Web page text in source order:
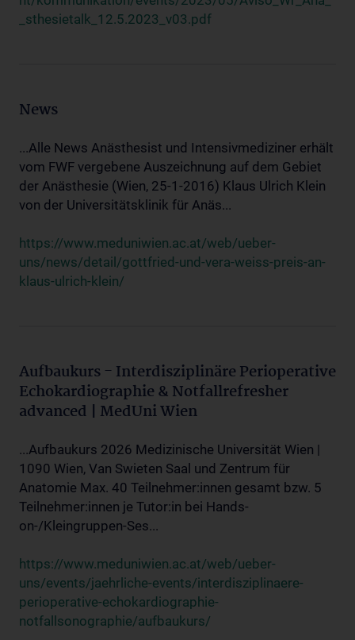
_sthesietalk_12.5.2023_v03.pdf
News
...Alle News Anästhesist und Intensivmediziner erhält
vom FWF vergebene Auszeichnung auf dem Gebiet
der Anästhesie (Wien, 25-1-2016) Klaus Ulrich Klein
von der Universitätsklinik für Anäs...
https://www.meduniwien.ac.at/web/ueber-
uns/news/detail/gottfried-und-vera-weiss-preis-an-
klaus-ulrich-klein/
Aufbaukurs - Interdisziplinäre Perioperative
Echokardiographie & Notfallrefresher
advanced | MedUni Wien
...Aufbaukurs 2026 Medizinische Universität Wien |
1090 Wien, Van Swieten Saal und Zentrum für
Anatomie Max. 40 Teilnehmer:innen gesamt bzw. 5
Teilnehmer:innen je Tutor:in bei Hands-
on-/Kleingruppen-Ses...
https://www.meduniwien.ac.at/web/ueber-
uns/events/jaehrliche-events/interdisziplinaere-
perioperative-echokardiographie-
notfallsonographie/aufbaukurs/